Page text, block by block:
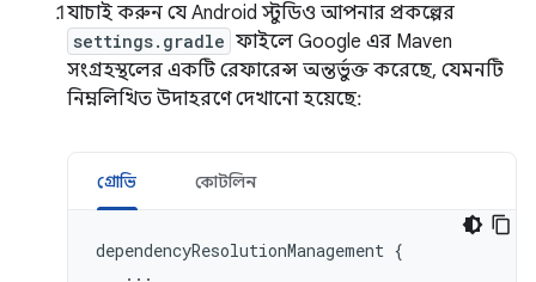
যাচাই করুন যে Android স্টুডিও আপনার প্রকল্পের
settings.gradle ফাইলে Google এর Maven
সংগ্রহস্থলের একটি রেফারেন্স অন্তর্ভুক্ত করেছে, যেমনটি
নিম্নলিখিত উদাহরণে দেখানো হয়েছে:
গ্রোভি কোটলিন
dependencyResolutionManagement {
...